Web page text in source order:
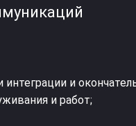
интеграции и
и работ;